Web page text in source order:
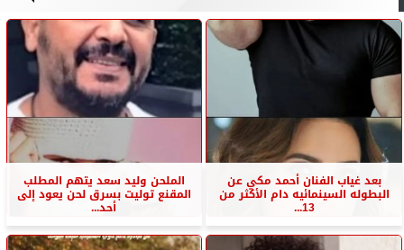
بعد غياب الفنان أحمد مكي عن
البطوله السينمائيه دام الأكثر من
13...
الملحن وليد سعد يتهم المطلب
المقنع توليت بسرق لحن يعود إلى
أحد...